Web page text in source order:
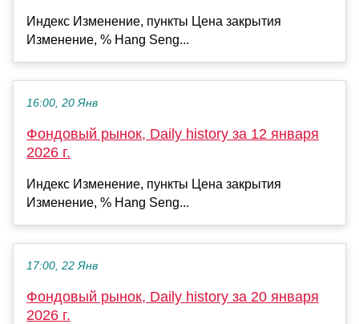
Индекс Изменение, пункты Цена закрытия
Изменение, % Hang Seng...
16:00, 20 Янв
Фондовый рынок, Daily history за 12 января
2026 г.
Индекс Изменение, пункты Цена закрытия
Изменение, % Hang Seng...
17:00, 22 Янв
Фондовый рынок, Daily history за 20 января
2026 г.